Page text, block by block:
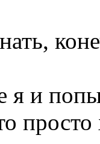
я и
просто